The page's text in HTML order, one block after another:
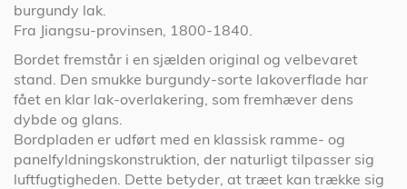
burgundy lak.
Fra Jiangsu-provinsen, 1800-1840.
Bordet fremstår i en sjælden original og velbevaret
stand. Den smukke burgundy-sorte lakoverflade har
fået en klar lak-overlakering, som fremhæver dens
dybde og glans.
Bordpladen er udført med en klassisk ramme- og
panelfyldningskonstruktion, der naturligt tilpasser sig
luftfugtigheden. Dette betyder, at træet kan trække sig